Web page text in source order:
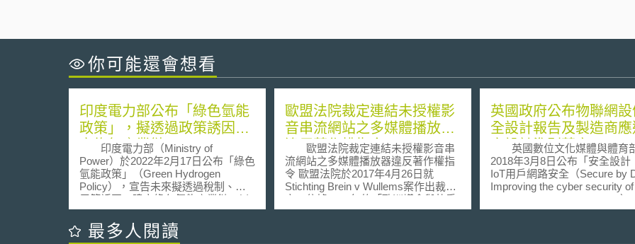
你可能還會想看
印度電力部公布「綠色氫能
政策」，擬透過政策誘因建
立綠氫產業鏈
印度電力部（Ministry of
Power）於2022年2月17日公布「綠色
氫能政策」（Green Hydrogen
Policy），宣告未來擬透過稅制、費
用等誘因，建立綠色氫能產業鏈，以
達到印度於COP26高峰會所承諾之減
碳目標。 有鑑於綠色氫能是直接
由再生能源電力所產生，故其相較於
歐盟法院裁定連結未授權影
音串流網站之多媒體播放器
違反著作權指令
歐盟法院裁定連結未授權影音串
流網站之多媒體播放器違反著作權指
令 歐盟法院於2017年4月26日就
Stichting Brein v Wullems案作出裁
定，依據2001年的「歐洲議會與執委
會關於資訊社會中著作權及著作鄰接
英國政府公布物聯網
全設計報告及製造商
之設計準則草案
英國數位文化媒體與體育
2018年3月8日公布「安全設計
IoT用戶網路安全（Secure by
Improving the cyber security of
consumer Internet of Things）
告，目的在於讓物聯網設備製
最多人閱讀